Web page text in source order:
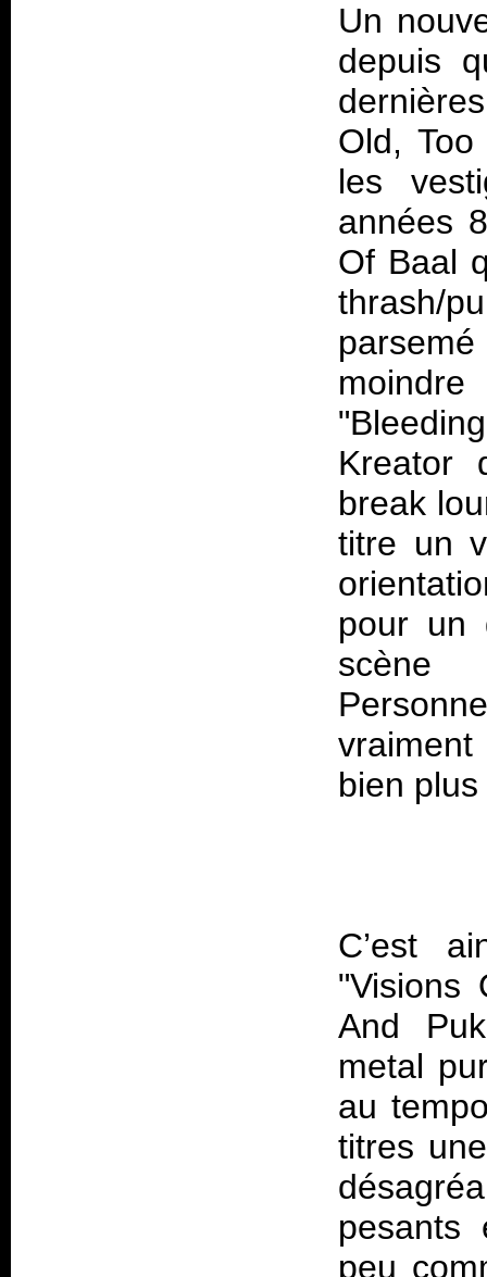
Un
depuis
Old,
les
années
Of Baal
thrash/
Kreator
break
titre un
pour un
C’est
"Visions
And
metal
au
titres
pesants
peu